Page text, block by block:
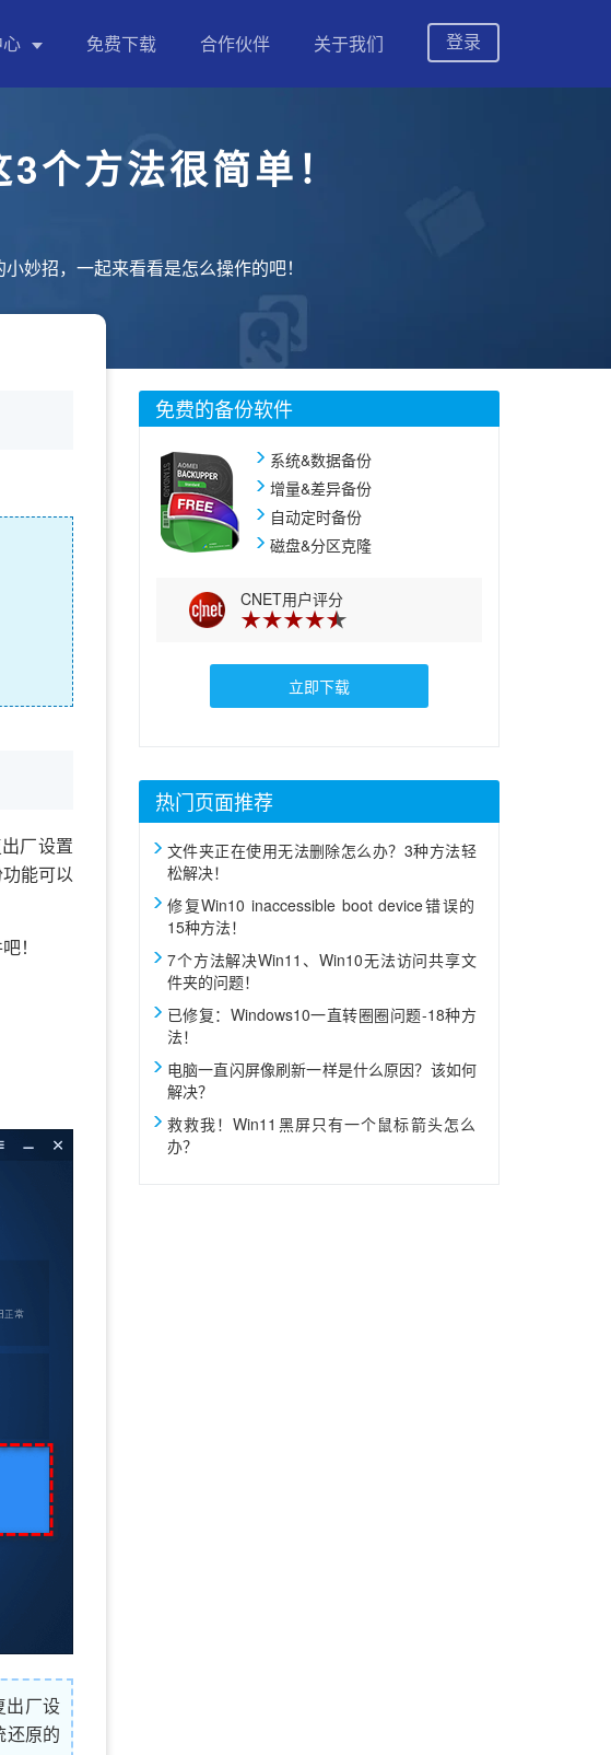
机备份等
，统一管理，防止数据丢失
能，帮助您选择适合的版本
据的，便于您参考、借鉴
程
南
免费下载 合作伙伴 关于我们 登录
个方法很简单！
妙招，一起来看看是怎么操作的吧！
厂设置
能可以
！
出厂设
还原的
免费的备份软件
系统&数据备份
增量&差异备份
自动定时备份
磁盘&分区克隆
CNET用户评分
立即下载
热门页面推荐
文件夹正在使用无法删除怎么办？3种方法轻
松解决！
修复Win10 inaccessible boot device错误的
15种方法！
7个方法解决Win11、Win10无法访问共享文
件夹的问题！
已修复：Windows10一直转圈圈问题-18种方
法！
电脑一直闪屏像刷新一样是什么原因？该如何
解决？
救救我！Win11黑屏只有一个鼠标箭头怎么
办？